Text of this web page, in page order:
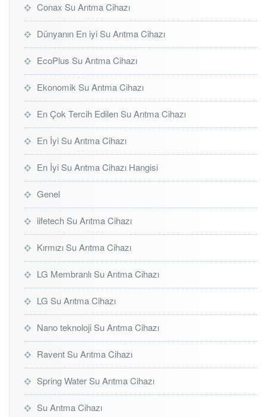
Conax Su Arıtma Cihazı
Dünyanın En iyi Su Arıtma Cihazı
EcoPlus Su Arıtma Cihazı
Ekonomik Su Arıtma Cihazı
En Çok Tercih Edilen Su Arıtma Cihazı
En İyi Su Arıtma Cihazı
En İyi Su Arıtma Cihazı Hangisi
Genel
iifetech Su Arıtma Cihazı
Kırmızı Su Arıtma Cihazı
LG Membranlı Su Arıtma Cihazı
LG Su Arıtma Cihazı
Nano teknoloji Su Arıtma Cihazı
Ravent Su Arıtma Cihazı
Spring Water Su Arıtma Cihazı
Su Arıtma Cihazı